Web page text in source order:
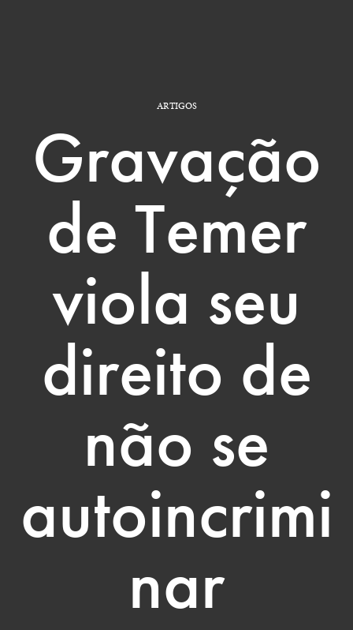
ARTIGOS
Gravação
de Temer
viola seu
direito de
não se
autoincrimi
nar